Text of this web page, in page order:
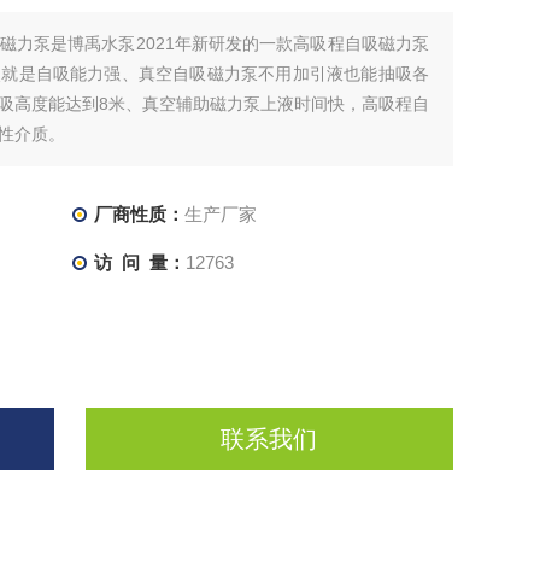
力泵是博禹水泵2021年新研发的一款高吸程自吸磁力泵
是自吸能力强、真空自吸磁力泵不用加引液也能抽吸各
高度能达到8米、真空辅助磁力泵上液时间快，高吸程自
介质。
厂商性质： 生产厂家
访 问 量： 12763
联系我们